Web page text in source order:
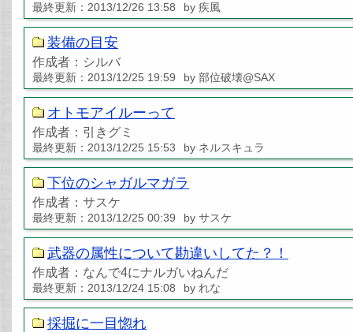
最終更新：2013/12/26 13:58 by 疾風
装備の目安
作成者：シルバ
最終更新：2013/12/25 19:59 by 部位破壊@SAX
オトモアイルーって
作成者：引きグミ
最終更新：2013/12/25 15:53 by ネルスキュラ
下位のシャガルマガラ
作成者：サスケ
最終更新：2013/12/25 00:39 by サスケ
武器の属性について勘違いしてた？！
作成者：なんで4にナルガいねんだ
最終更新：2013/12/24 15:08 by れな
採掘に一目惚れ